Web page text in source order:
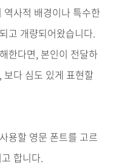
역사적 배경이나 특수한
고 개량되어왔습니다.
한다면, 본인이 전달하
, 보다 심도 있게 표현할
사용할 영문 폰트를 고르
합니다.